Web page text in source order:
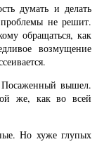
думать и делать
не решит.
обращаться, как
возмущение
Посаженный вышел.
же, как во всей
Но хуже глупых